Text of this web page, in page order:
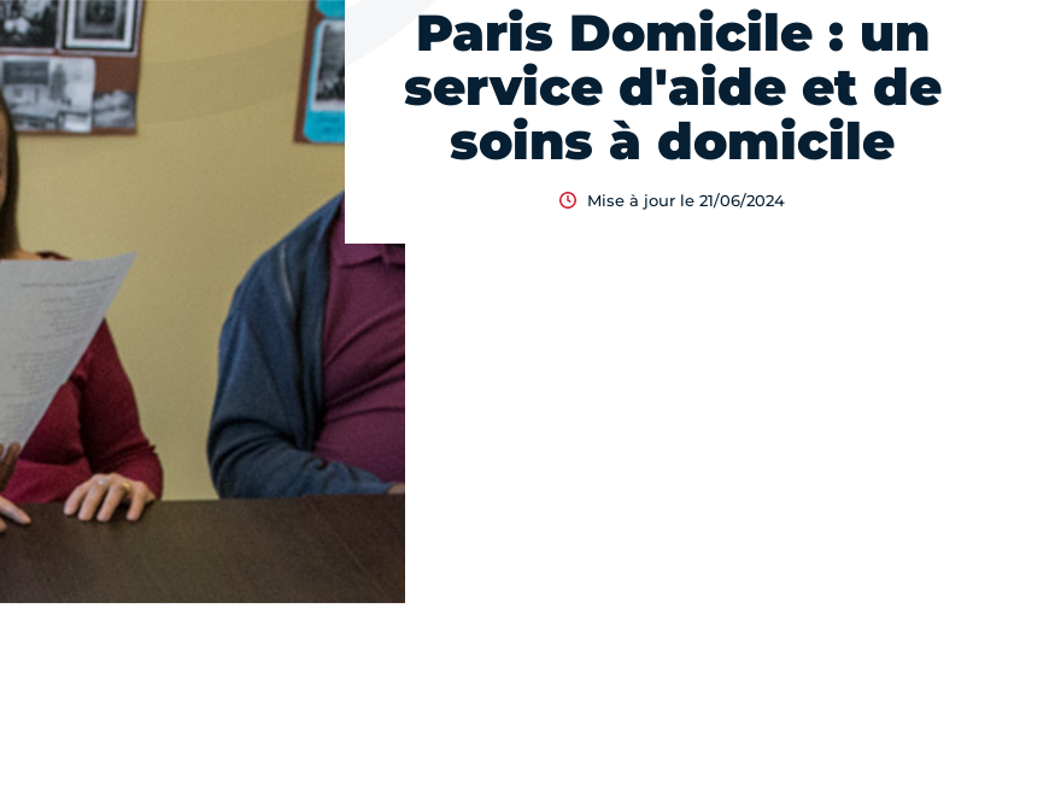
Paris Domicile : un
service d'aide et de
soins à domicile
Mise à jour le 21/06/2024